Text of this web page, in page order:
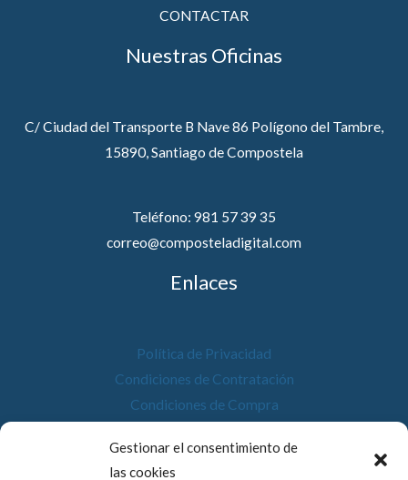
Gestionar el consentimiento de
las cookies
CONTACTAR
Nuestras Oficinas
C/ Ciudad del Transporte B Nave 86 Polígono del Tambre,
15890, Santiago de Compostela
Teléfono: 981 57 39 35
correo@composteladigital.com
Enlaces
Política de Privacidad
Condiciones de Contratación
Condiciones de Compra
Política de Cookies